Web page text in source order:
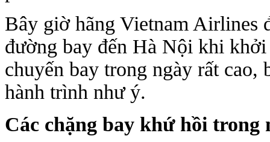
Bây giờ hãng Vietnam Airlines
đường bay đến Hà Nội khi
chuyến bay trong ngày rất cao,
hành trình như ý.
Các chặng bay khứ hồi trong